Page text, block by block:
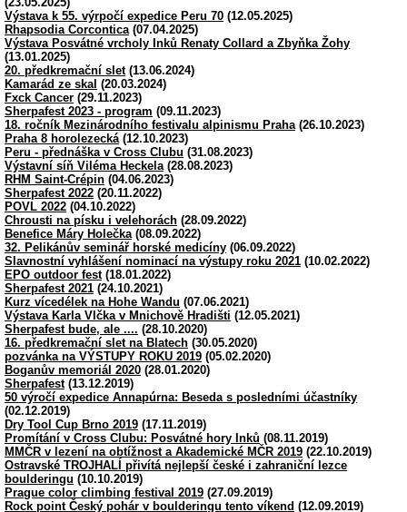
Výstava k 55. výrpočí expedice Peru 70 (12.05.2025)
Rhapsodia Corcontica(07.04.2025)
Výstava Posvátné vrcholy Inků Renaty Collard a Zbyňka Žohy
(13.01.2025)
20. předkremační slet(13.06.2024)
Kamarád ze skal (20.03.2024)
Fxck Cancer (29.11.2023)
Sherpafest 2023 - program (09.11.2023)
18. ročník Mezinárodního festivalu alpinismu Praha(26.10.2023)
Praha 8 horolezecká(12.10.2023)
Peru - přednáška v Cross Clubu (31.08.2023)
Výstavní síň Viléma Heckela(28.08.2023)
RHM Saint-Crépin (04.06.2023)
Sherpafest 2022 (20.11.2022)
POVL 2022 (04.10.2022)
Chrousti na písku i velehorách (28.09.2022)
Benefice Máry Holečka(08.09.2022)
32. Pelikánův seminář horské medicíny (06.09.2022)
Slavnostní vyhlášení nominací na výstupy roku 2021 (10.02.2022)
EPO outdoor fest(18.01.2022)
Sherpafest 2021 (24.10.2021)
Kurz vícedélek na Hohe Wandu (07.06.2021)
Výstava Karla Vlčka v Mnichově Hradišti (12.05.2021)
Sherpafest bude, ale .... (28.10.2020)
16. předkremační slet na Blatech (30.05.2020)
pozvánka na VÝSTUPY ROKU 2019 (05.02.2020)
Boganův memoriál 2020 (28.01.2020)
Sherpafest(13.12.2019)
50 výročí expedice Annapúrna: Beseda s posledními účastníky
(02.12.2019)
Dry Tool Cup Brno 2019 (17.11.2019)
Promítání v Cross Clubu: Posvátné hory Inků (08.11.2019)
MMČR v lezení na obtížnost a Akademické MČR 2019 (22.10.2019)
Ostravské TROJHALÍ přivítá nejlepší české i zahraniční lezce
boulderingu (10.10.2019)
Prague color climbing festival 2019 (27.09.2019)
Rock point Český pohár v boulderingu tento víkend (12.09.2019)